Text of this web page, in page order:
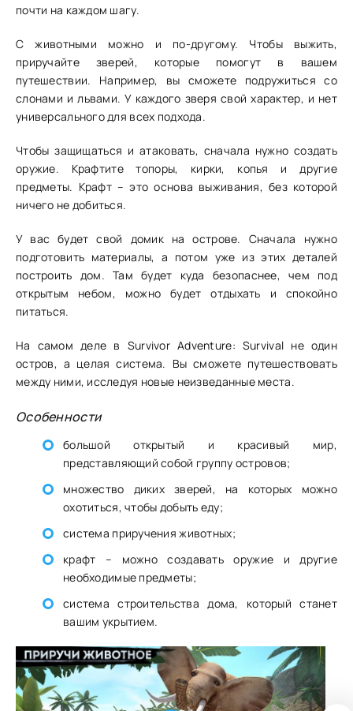
почти на каждом шагу.
С животными можно и по-другому. Чтобы выжить,
приручайте зверей, которые помогут в вашем
путешествии. Например, вы сможете подружиться со
слонами и львами. У каждого зверя свой характер, и нет
универсального для всех подхода.
Чтобы защищаться и атаковать, сначала нужно создать
оружие. Крафтите топоры, кирки, копья и другие
предметы. Крафт – это основа выживания, без которой
ничего не добиться.
У вас будет свой домик на острове. Сначала нужно
подготовить материалы, а потом уже из этих деталей
построить дом. Там будет куда безопаснее, чем под
открытым небом, можно будет отдыхать и спокойно
питаться.
На самом деле в Survivor Adventure: Survival не один
остров, а целая система. Вы сможете путешествовать
между ними, исследуя новые неизведанные места.
Особенности
большой открытый и красивый мир,
представляющий собой группу островов;
множество диких зверей, на которых можно
охотиться, чтобы добыть еду;
система приручения животных;
крафт – можно создавать оружие и другие
необходимые предметы;
система строительства дома, который станет
вашим укрытием.